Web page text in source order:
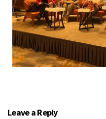
Leave a Reply